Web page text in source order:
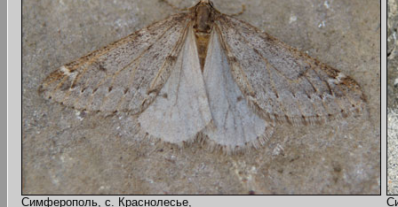
Симферополь, с. Краснолесье,